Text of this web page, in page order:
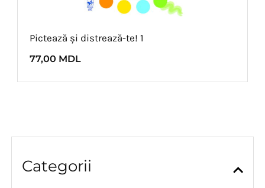
Categorii
Pictează și distrează-te! 1
77,00 MDL